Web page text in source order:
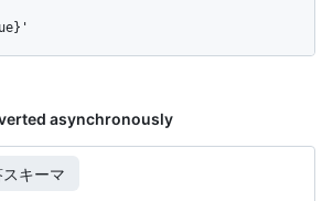
asynchronously
スキーマ